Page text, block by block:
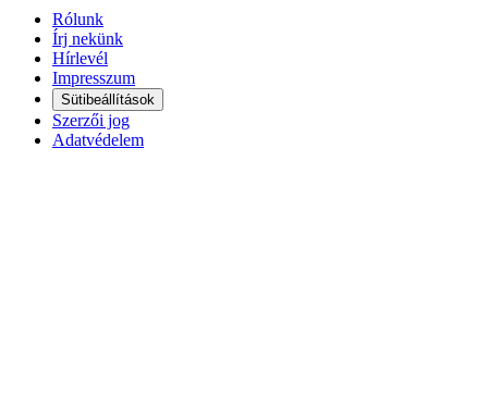
Rólunk
Írj nekünk
Hírlevél
Impresszum
Sütibeállítások
Szerzői jog
Adatvédelem